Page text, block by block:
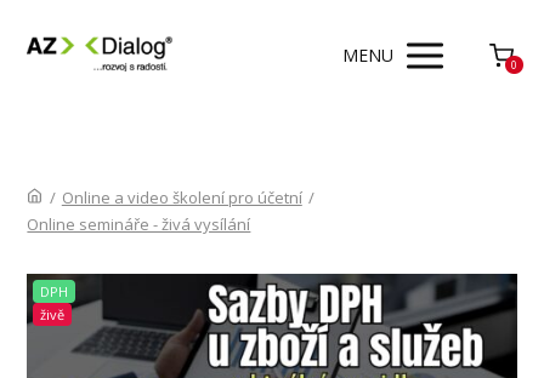
MENU 0
/ Online a video školení pro účetní /
Online semináře - živá vysílání
DPH
živě